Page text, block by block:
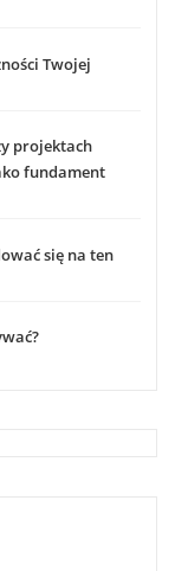
Twojej
projektach
fundament
się na ten